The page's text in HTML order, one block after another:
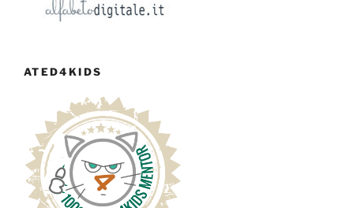
ATED4KIDS